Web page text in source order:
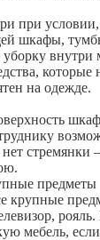
при условии,
шкафы,
на одежде.
стремянки
предметы
крупные
мебель,